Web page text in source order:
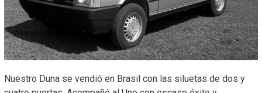
Nuestro Duna se vendió en Brasil con las siluetas de dos y